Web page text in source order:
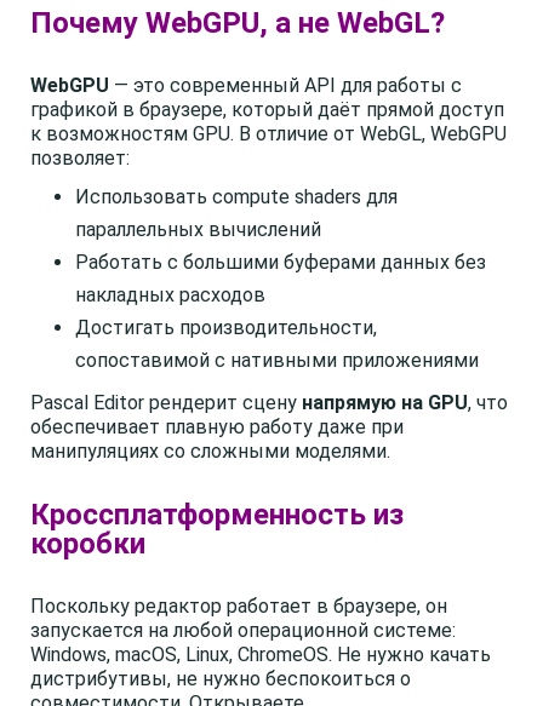
Почему WebGPU, а не WebGL?
WebGPU — это современный API для работы с
графикой в браузере, который даёт прямой доступ
к возможностям GPU. В отличие от WebGL, WebGPU
позволяет:
Использовать compute shaders для
параллельных вычислений
Работать с большими буферами данных без
накладных расходов
Достигать производительности,
сопоставимой с нативными приложениями
Pascal Editor рендерит сцену напрямую на GPU, что
обеспечивает плавную работу даже при
манипуляциях со сложными моделями.
Кроссплатформенность из
коробки
Поскольку редактор работает в браузере, он
запускается на любой операционной системе:
Windows, macOS, Linux, ChromeOS. Не нужно качать
дистрибутивы, не нужно беспокоиться о